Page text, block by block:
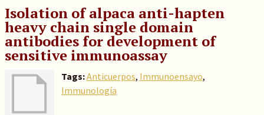
Isolation of alpaca anti-hapten
heavy chain single domain
antibodies for development of
sensitive immunoassay
Tags:Anticuerpos, Immunoensayo,
Immunología